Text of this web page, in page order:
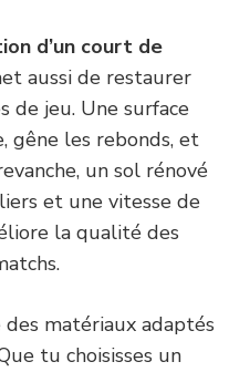
d’un court de
aussi de restaurer
de jeu. Une surface
gêne les rebonds, et
un sol rénové
et une vitesse de
la qualité des
matériaux adaptés
tu choisisses un